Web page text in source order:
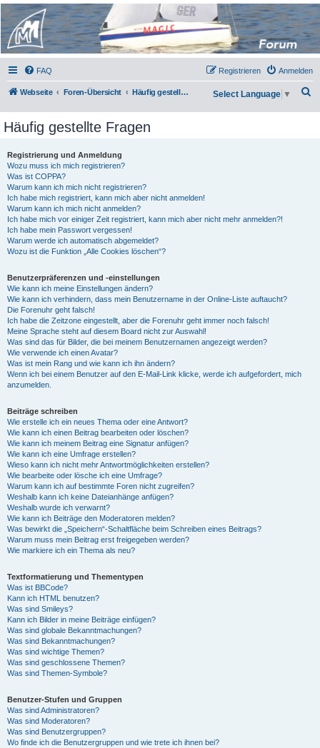
Micro Magic Forum
Deutschland
FAQ Anmelden
Registrieren
Webseite Foren-Übersicht Häufig gestellte Fragen Select Language ▼
Häufig gestellte Fragen
Registrierung und Anmeldung
Wozu muss ich mich registrieren?
Was ist COPPA?
Warum kann ich mich nicht registrieren?
Ich habe mich registriert, kann mich aber nicht anmelden!
Warum kann ich mich nicht anmelden?
Ich habe mich vor einiger Zeit registriert, kann mich aber nicht mehr anmelden?!
Ich habe mein Passwort vergessen!
Warum werde ich automatisch abgemeldet?
Wozu ist die Funktion „Alle Cookies löschen“?
Benutzerpräferenzen und -einstellungen
Wie kann ich meine Einstellungen ändern?
Wie kann ich verhindern, dass mein Benutzername in der Online-Liste auftaucht?
Die Forenuhr geht falsch!
Ich habe die Zeitzone eingestellt, aber die Forenuhr geht immer noch falsch!
Meine Sprache steht auf diesem Board nicht zur Auswahl!
Was sind das für Bilder, die bei meinem Benutzernamen angezeigt werden?
Wie verwende ich einen Avatar?
Was ist mein Rang und wie kann ich ihn ändern?
Wenn ich bei einem Benutzer auf den E-Mail-Link klicke, werde ich aufgefordert, mich
anzumelden.
Beiträge schreiben
Wie erstelle ich ein neues Thema oder eine Antwort?
Wie kann ich einen Beitrag bearbeiten oder löschen?
Wie kann ich meinem Beitrag eine Signatur anfügen?
Wie kann ich eine Umfrage erstellen?
Wieso kann ich nicht mehr Antwortmöglichkeiten erstellen?
Wie bearbeite oder lösche ich eine Umfrage?
Warum kann ich auf bestimmte Foren nicht zugreifen?
Weshalb kann ich keine Dateianhänge anfügen?
Weshalb wurde ich verwarnt?
Wie kann ich Beiträge den Moderatoren melden?
Was bewirkt die „Speichern“-Schaltfläche beim Schreiben eines Beitrags?
Warum muss mein Beitrag erst freigegeben werden?
Wie markiere ich ein Thema als neu?
Textformatierung und Thementypen
Was ist BBCode?
Kann ich HTML benutzen?
Was sind Smileys?
Kann ich Bilder in meine Beiträge einfügen?
Was sind globale Bekanntmachungen?
Was sind Bekanntmachungen?
Was sind wichtige Themen?
Was sind geschlossene Themen?
Was sind Themen-Symbole?
Benutzer-Stufen und Gruppen
Was sind Administratoren?
Was sind Moderatoren?
Was sind Benutzergruppen?
Wo finde ich die Benutzergruppen und wie trete ich ihnen bei?